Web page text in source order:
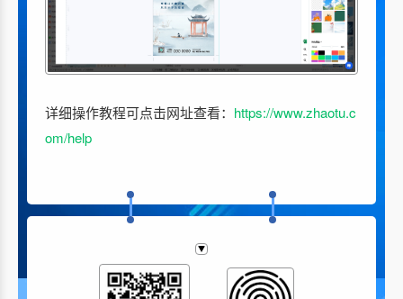
详细操作教程可点击网址查看： https://www.zhaotu.c
om/help